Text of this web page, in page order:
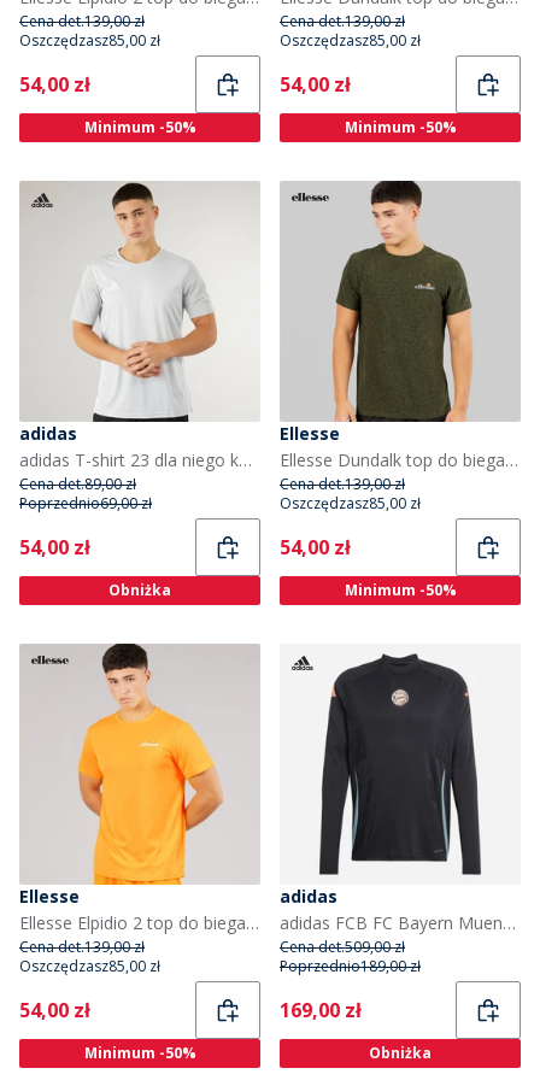
Cena det.139,00 zł
Oszczędzasz85,00 zł
Current
54,00 zł
Minimum -50%
Cena det.139,00 zł
Oszczędzasz85,00 zł
Current
54,00 zł
Minimum -50%
adidas
adidas T-shirt 23 dla niego kolor Light Grey/Biały
Cena det.89,00 zł
Poprzednio69,00 zł
Current
54,00 zł
Obniżka
Ellesse
Ellesse Dundalk top do biegania dla niego kolor Khaki Marl
Cena det.139,00 zł
Oszczędzasz85,00 zł
Current
54,00 zł
Minimum -50%
Ellesse
Ellesse Elpidio 2 top do biegania dla niego kolor Pomarańczowy
Cena det.139,00 zł
Oszczędzasz85,00 zł
Current
54,00 zł
Minimum -50%
adidas
adidas FCB FC Bayern Muenchen Pro Training Top dla niego kolor Czarny
Cena det.509,00 zł
Poprzednio189,00 zł
Current
169,00 zł
Obniżka